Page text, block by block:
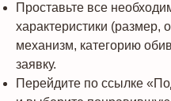
Проставьте все
характеристики
механизм, категорию
заявку.
Перейдите по ссылке